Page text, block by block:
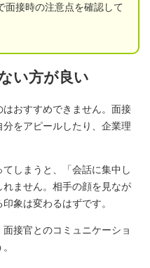
面接時の注意点を確認して
い方が良い
おすすめできません。面接
をアピールしたり、企業理
しまうと、「会話に集中し
ません。相手の顔を見なが
象は変わるはずです。
接官とのコミュニケーショ